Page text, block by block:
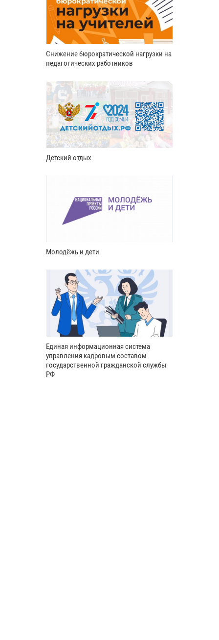
Снижение бюрократической нагрузки на
педагогических работников
Детский отдых
Молодёжь и дети
Единая информационная система
управления кадровым составом
государственной гражданской службы
РФ